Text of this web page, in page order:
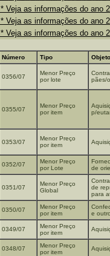
* Veja as informações do ano
* Veja as informações do ano
* Veja as informações do ano
Número Tipo Objeto
0356/07
Menor Preço
por lote
pães/
0355/07
Menor Preço
por item
p/
0353/07
Menor Preço
por item
0352/07
Menor Preço
por Lote
de
0351/07
Menor Preço
Global
de
para
0350/07
Menor Preço
por item
e
0349/07
Menor Preço
por item
0348/07
Menor Preço
por item